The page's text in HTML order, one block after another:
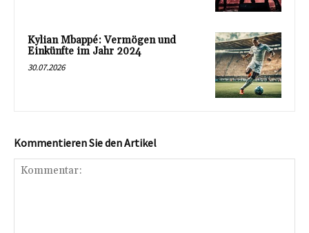
Kylian Mbappé: Vermögen und
Einkünfte im Jahr 2024
30.07.2026
Kommentieren Sie den Artikel